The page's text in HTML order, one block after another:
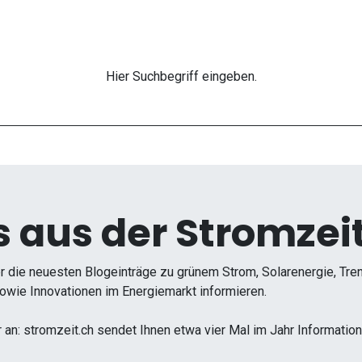
Hier Suchbegriff eingeben.
aus der
die neuesten Blogeinträge zu grünem Strom, Solarenergie,
Innovationen im Energiemarkt informieren.
stromzeit.ch sendet Ihnen etwa vier Mal im Jahr